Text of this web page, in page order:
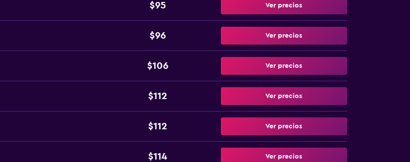
$95 Ver precios
$96 Ver precios
$106 Ver precios
$112 Ver precios
$112 Ver precios
$114 Ver precios